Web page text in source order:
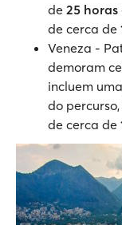
de 25 horas
de cerca de
Veneza -
demoram
incluem
do
de cerca de